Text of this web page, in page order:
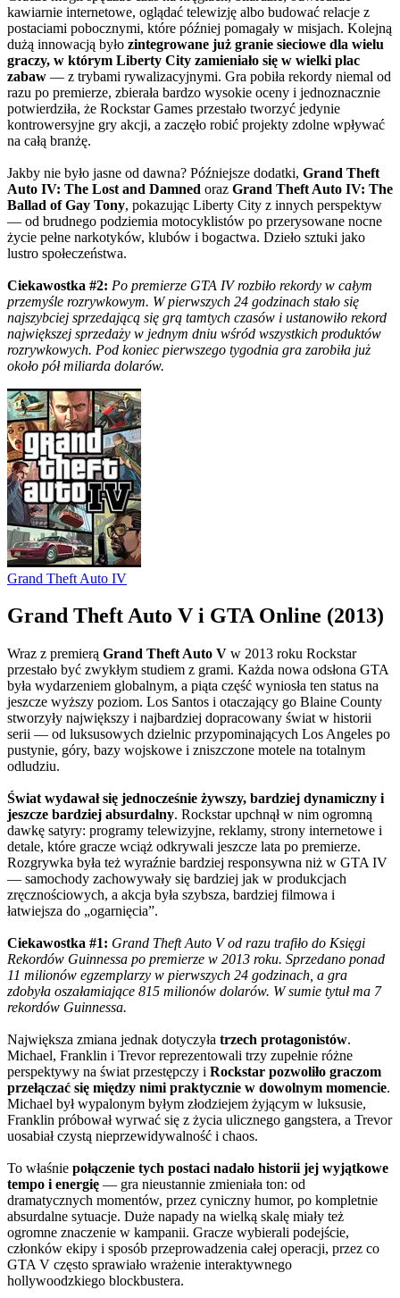
kawiarnie internetowe, oglądać telewizję albo budować relacje z
postaciami pobocznymi, które później pomagały w misjach. Kolejną
dużą innowacją było zintegrowane już granie sieciowe dla wielu
graczy, w którym Liberty City zamieniało się w wielki plac
zabaw — z trybami rywalizacyjnymi. Gra pobiła rekordy niemal od
razu po premierze, zbierała bardzo wysokie oceny i jednoznacznie
potwierdziła, że Rockstar Games przestało tworzyć jedynie
kontrowersyjne gry akcji, a zaczęło robić projekty zdolne wpływać
na całą branżę.
Jakby nie było jasne od dawna? Późniejsze dodatki, Grand Theft
Auto IV: The Lost and Damned oraz Grand Theft Auto IV: The
Ballad of Gay Tony, pokazując Liberty City z innych perspektyw
— od brudnego podziemia motocyklistów po przerysowane nocne
życie pełne narkotyków, klubów i bogactwa. Dzieło sztuki jako
lustro społeczeństwa.
Ciekawostka #2: Po premierze GTA IV rozbiło rekordy w całym
przemyśle rozrywkowym. W pierwszych 24 godzinach stało się
najszybciej sprzedającą się grą tamtych czasów i ustanowiło rekord
największej sprzedaży w jednym dniu wśród wszystkich produktów
rozrywkowych. Pod koniec pierwszego tygodnia gra zarobiła już
około pół miliarda dolarów.
Grand Theft Auto IV
Grand Theft Auto V i GTA Online (2013)
Wraz z premierą Grand Theft Auto V w 2013 roku Rockstar
przestało być zwykłym studiem z grami. Każda nowa odsłona GTA
była wydarzeniem globalnym, a piąta część wyniosła ten status na
jeszcze wyższy poziom. Los Santos i otaczający go Blaine County
stworzyły największy i najbardziej dopracowany świat w historii
serii — od luksusowych dzielnic przypominających Los Angeles po
pustynie, góry, bazy wojskowe i zniszczone motele na totalnym
odludziu.
Świat wydawał się jednocześnie żywszy, bardziej dynamiczny i
jeszcze bardziej absurdalny. Rockstar upchnął w nim ogromną
dawkę satyry: programy telewizyjne, reklamy, strony internetowe i
detale, które gracze wciąż odkrywali jeszcze lata po premierze.
Rozgrywka była też wyraźnie bardziej responsywna niż w GTA IV
— samochody zachowywały się bardziej jak w produkcjach
zręcznościowych, a akcja była szybsza, bardziej filmowa i
łatwiejsza do „ogarnięcia”.
Ciekawostka #1: Grand Theft Auto V od razu trafiło do Księgi
Rekordów Guinnessa po premierze w 2013 roku. Sprzedano ponad
11 milionów egzemplarzy w pierwszych 24 godzinach, a gra
zdobyła oszałamiające 815 milionów dolarów. W sumie tytuł ma 7
rekordów Guinnessa.
Największa zmiana jednak dotyczyła trzech protagonistów.
Michael, Franklin i Trevor reprezentowali trzy zupełnie różne
perspektywy na świat przestępczy i Rockstar pozwoliło graczom
przełączać się między nimi praktycznie w dowolnym momencie.
Michael był wypalonym byłym złodziejem żyjącym w luksusie,
Franklin próbował wyrwać się z życia ulicznego gangstera, a Trevor
uosabiał czystą nieprzewidywalność i chaos.
To właśnie połączenie tych postaci nadało historii jej wyjątkowe
tempo i energię — gra nieustannie zmieniała ton: od
dramatycznych momentów, przez cyniczny humor, po kompletnie
absurdalne sytuacje. Duże napady na wielką skalę miały też
ogromne znaczenie w kampanii. Gracze wybierali podejście,
członków ekipy i sposób przeprowadzenia całej operacji, przez co
GTA V często sprawiało wrażenie interaktywnego
hollywoodzkiego blockbustera.